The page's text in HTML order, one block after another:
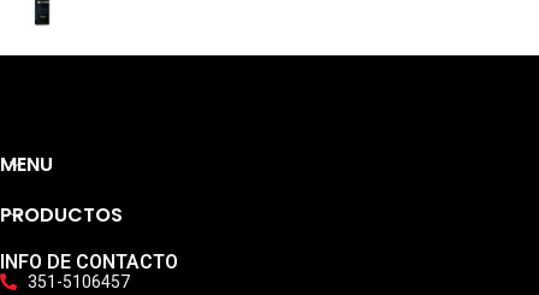
MENU
PRODUCTOS
INFO DE CONTACTO
351-5106457